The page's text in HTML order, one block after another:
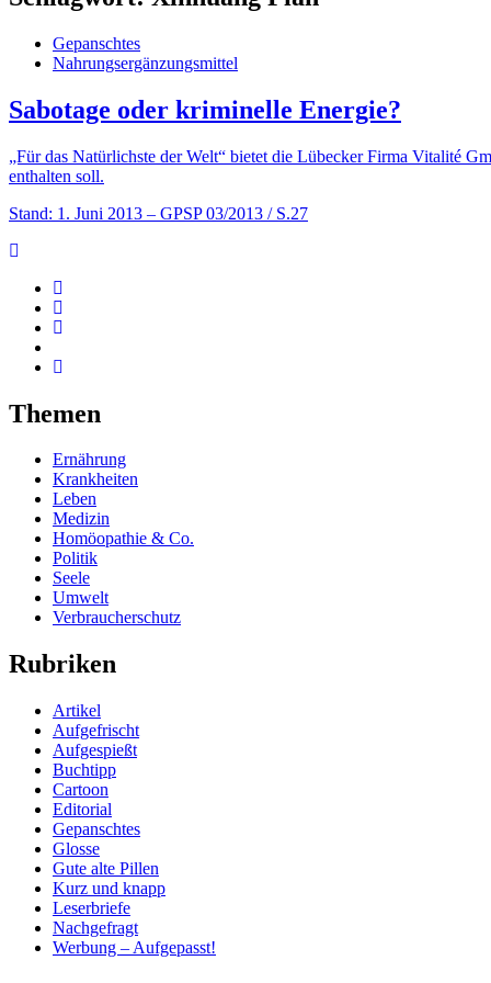
Gepanschtes
Nahrungsergänzungsmittel
Sabotage oder kriminelle Energie?
„Für das Natürlichste der Welt“ bietet die Lübecker Firma Vitalité
enthalten soll.
Stand: 1. Juni 2013 – GPSP 03/2013 / S.27
Themen
Ernährung
Krankheiten
Leben
Medizin
Homöopathie & Co.
Politik
Seele
Umwelt
Verbraucherschutz
Rubriken
Artikel
Aufgefrischt
Aufgespießt
Buchtipp
Cartoon
Editorial
Gepanschtes
Glosse
Gute alte Pillen
Kurz und knapp
Leserbriefe
Nachgefragt
Werbung – Aufgepasst!